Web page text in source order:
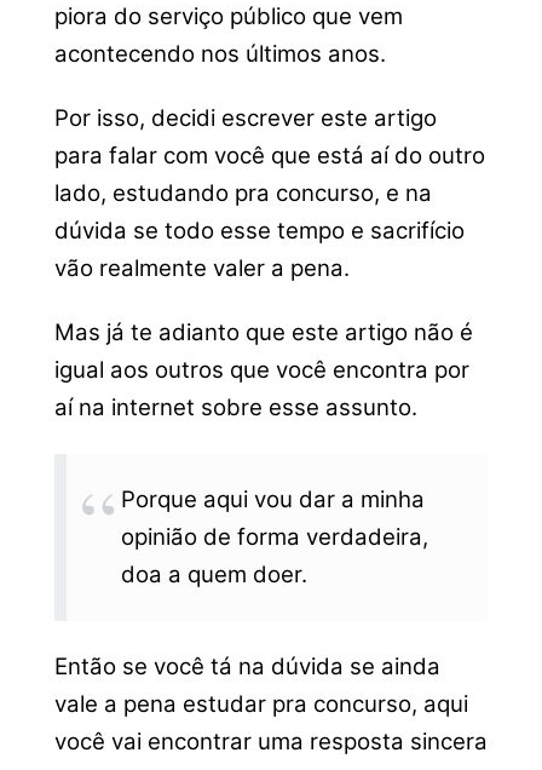
piora do serviço público que vem
acontecendo nos últimos anos.
Por isso, decidi escrever este artigo
para falar com você que está aí do outro
lado, estudando pra concurso, e na
dúvida se todo esse tempo e sacrifício
vão realmente valer a pena.
Mas já te adianto que este artigo não é
igual aos outros que você encontra por
aí na internet sobre esse assunto.
Porque aqui vou dar a minha
opinião de forma verdadeira,
doa a quem doer.
Então se você tá na dúvida se ainda
vale a pena estudar pra concurso, aqui
você vai encontrar uma resposta sincera